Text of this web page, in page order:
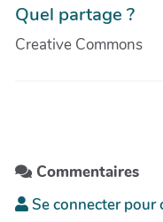
Quel partage ?
Creative Commons
Commentaires
Se connecter pour